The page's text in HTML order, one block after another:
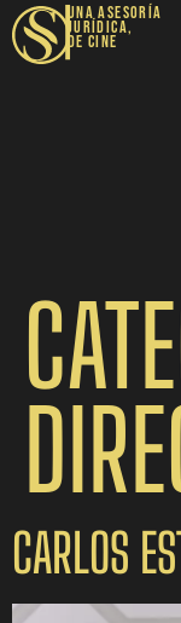
|UNA ASESORÍA
JURÍDICA,
DE CINE​
CARLOS